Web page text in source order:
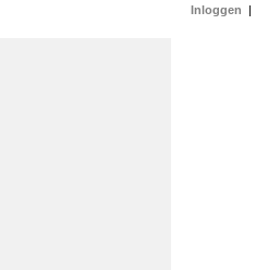
Inloggen |